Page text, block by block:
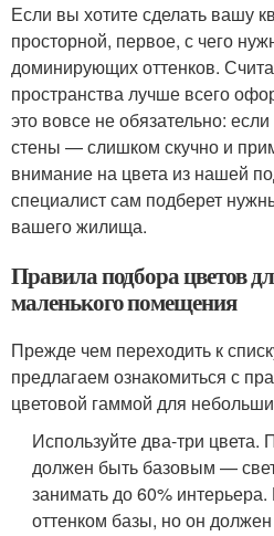
Если вы хотите сделать вашу
просторной, первое, с чего
доминирующих оттенков.
пространства лучше всего
это вовсе не обязательно:
стены — слишком скучно и
внимание на цвета из нашей
специалист сам подберет
вашего жилища.
Правила подбора цветов
маленького помещения
Прежде чем переходить к
предлагаем ознакомиться с
цветовой гаммой для
Используйте два-три цвета.
должен быть базовым —
занимать до 60%
оттенком базы, но он